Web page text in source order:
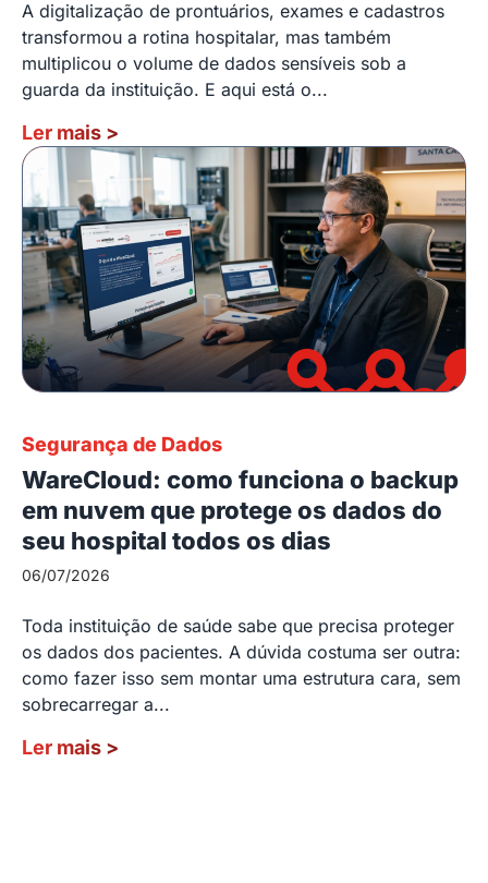
A digitalização de prontuários, exames e cadastros
transformou a rotina hospitalar, mas também
multiplicou o volume de dados sensíveis sob a
guarda da instituição. E aqui está o...
Ler mais >
Segurança de Dados
WareCloud: como funciona o backup
em nuvem que protege os dados do
seu hospital todos os dias
06/07/2026
Toda instituição de saúde sabe que precisa proteger
os dados dos pacientes. A dúvida costuma ser outra:
como fazer isso sem montar uma estrutura cara, sem
sobrecarregar a...
Ler mais >